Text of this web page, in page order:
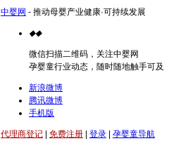
中婴网 - 推动母婴产业健康·可持续发展
◆◆
微信扫描二维码，关注中婴网
孕婴童行业动态，随时随地触手可及
新浪微博
腾讯微博
手机版
代理商登记 免费注册 登录
孕婴童导航